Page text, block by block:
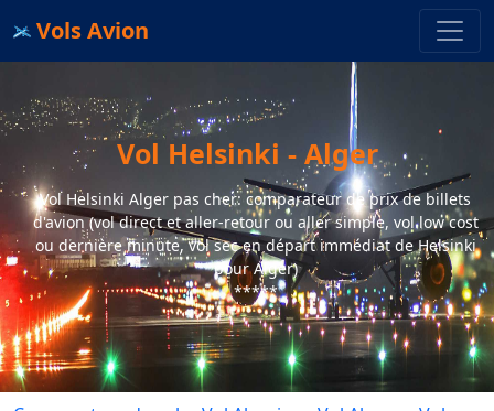
Vols Avion
Vol Helsinki - Alger
Vol Helsinki Alger pas cher: comparateur de prix de billets
d'avion (vol direct et aller-retour ou aller simple, vol low cost
ou dernière minute, vol sec en départ immédiat de Helsinki
pour Alger)
*****